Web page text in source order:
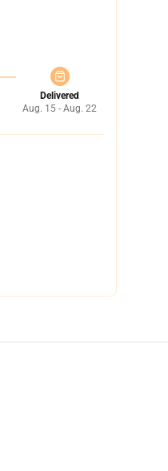
Delivered
Aug. 15 - Aug. 22